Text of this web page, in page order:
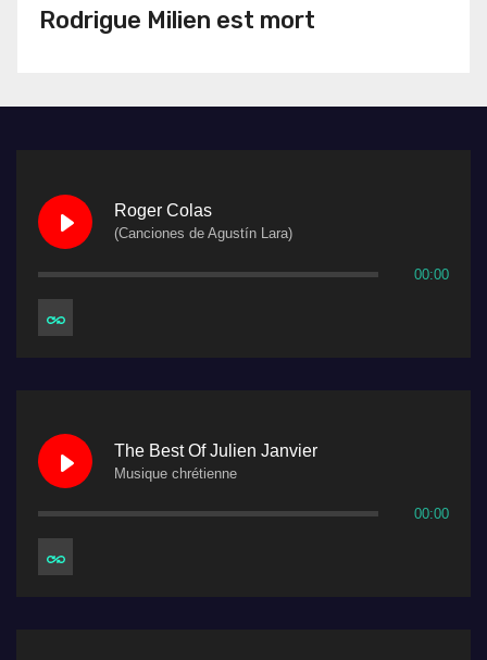
Rodrigue Milien est mort
Roger Colas
(Canciones de Agustín Lara)
00:00
The Best Of Julien Janvier
Musique chrétienne
00:00